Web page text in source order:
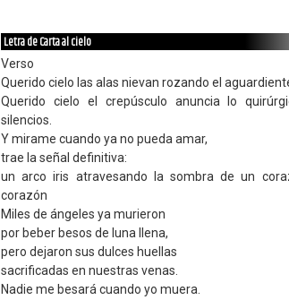
|se repite
Letra de Carta al cielo
Verso
Querido cielo las alas nievan rozando el
Querido cielo el crepúsculo anuncia lo
silencios.
Y mirame cuando ya no pueda amar,
trae la señal definitiva:
un arco iris atravesando la sombra de un
corazón
Miles de ángeles ya murieron
por beber besos de luna llena,
pero dejaron sus dulces huellas
sacrificadas en nuestras venas.
Nadie me besará cuando yo muera.